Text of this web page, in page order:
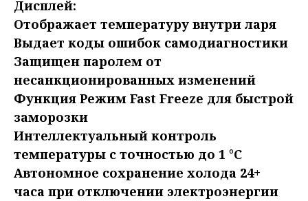
Дисплей:
Отображает температуру внутри ларя
Выдает коды ошибок самодиагностики
Защищен паролем от
несанкционированных изменений
Функция Режим Fast Freeze для быстрой
заморозки
Интеллектуальный контроль
температуры с точностью до 1 °С
Автономное сохранение холода 24+
часа при отключении электроэнергии